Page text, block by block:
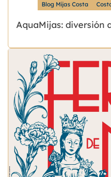
Blog Mijas Costa
AquaMijas: diversión